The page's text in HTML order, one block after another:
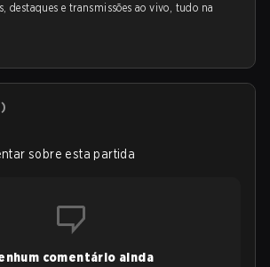
destaques e transmissões ao vivo, tudo na
)
sobre esta partida
comentário ainda